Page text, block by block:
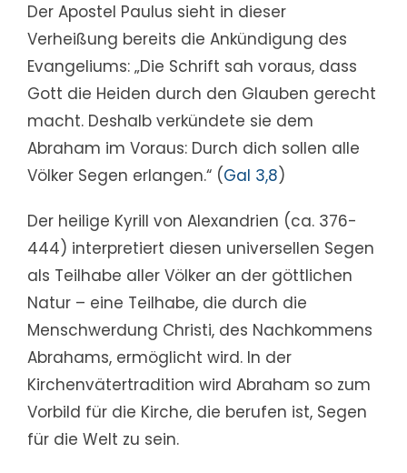
Der Apostel Paulus sieht in dieser
Verheißung bereits die Ankündigung des
Evangeliums: „Die Schrift sah voraus, dass
Gott die Heiden durch den Glauben gerecht
macht. Deshalb verkündete sie dem
Abraham im Voraus: Durch dich sollen alle
Völker Segen erlangen.“ (Gal 3,8)
Der heilige Kyrill von Alexandrien (ca. 376-
444) interpretiert diesen universellen Segen
als Teilhabe aller Völker an der göttlichen
Natur – eine Teilhabe, die durch die
Menschwerdung Christi, des Nachkommens
Abrahams, ermöglicht wird. In der
Kirchenvätertradition wird Abraham so zum
Vorbild für die Kirche, die berufen ist, Segen
für die Welt zu sein.